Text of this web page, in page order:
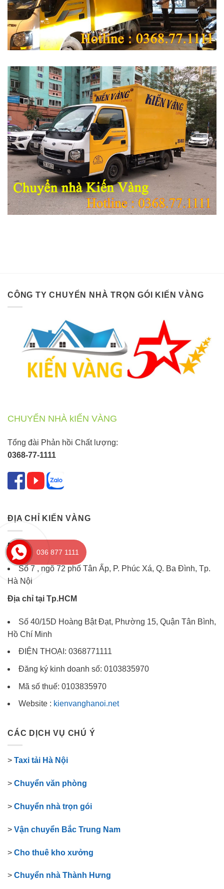
CÔNG TY CHUYỂN NHÀ TRỌN GÓI KIẾN VÀNG
CHUYỂN NHÀ kIẾN VÀNG
Tổng đài Phản hồi Chất lượng:
0368-77-1111
ĐỊA CHỈ KIẾN VÀNG
Địa chỉ tại Hà Nội
Số 7 , ngõ 72 phố Tân Ấp, P. Phúc Xá, Q. Ba Đình, Tp.
Hà Nội
Địa chỉ tại Tp.HCM
Số 40/15D Hoàng Bật Đạt, Phường 15, Quận Tân Bình,
Hồ Chí Minh
ĐIỆN THOẠI: 0368771111
Đăng ký kinh doanh số: 0103835970
Mã số thuế: 0103835970
Website : kienvanghanoi.net
CÁC DỊCH VỤ CHÚ Ý
> Taxi tải Hà Nội
> Chuyển văn phòng
> Chuyển nhà trọn gói
> Vận chuyển Bắc Trung Nam
> Cho thuê kho xưởng
> Chuyển nhà Thành Hưng
036 877 1111